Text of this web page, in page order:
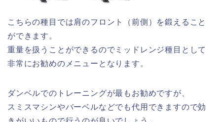
こちらの種目では肩のフロント（前側）を鍛えること
ができます。
重量を扱うことができるのでミッドレンジ種目として
非常にお勧めのメニューとなります。
ダンベルでのトレーニングが最もお勧めですが、
スミスマシンやバーベルなどでも代用できますので効